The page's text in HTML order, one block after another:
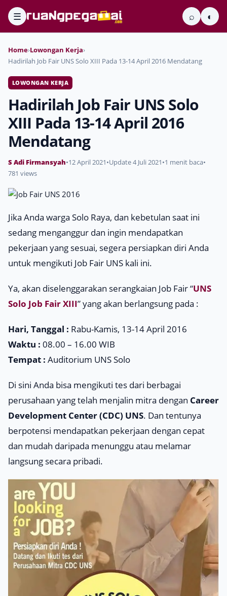
☰ ⌕ ◐
Home›Lowongan Kerja›
Hadirilah Job Fair UNS Solo XIII Pada 13-14 April 2016 Mendatang
LOWONGAN KERJA
Hadirilah Job Fair UNS Solo
XIII Pada 13-14 April 2016
Mendatang
S Adi Firmansyah•12 April 2021•Update 4 Juli 2021•1 menit baca•
781 views
Jika Anda warga Solo Raya, dan kebetulan saat ini
sedang menganggur dan ingin mendapatkan
pekerjaan yang sesuai, segera persiapkan diri Anda
untuk mengikuti Job Fair UNS kali ini.
Ya, akan diselenggarakan serangkaian Job Fair “UNS
Solo Job Fair XIII” yang akan berlangsung pada :
Hari, Tanggal : Rabu-Kamis, 13-14 April 2016
Waktu : 08.00 – 16.00 WIB
Tempat : Auditorium UNS Solo
Di sini Anda bisa mengikuti tes dari berbagai
perusahaan yang telah menjalin mitra dengan Career
Development Center (CDC) UNS. Dan tentunya
berpotensi mendapatkan pekerjaan dengan cepat
dan mudah daripada menunggu atau melamar
langsung secara pribadi.